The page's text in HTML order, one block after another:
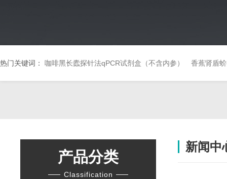
热门关键词： 咖啡黑长蠹探针法qPCR试剂盒（不含内参） 香蕉肾盾
产品分类
Classification
新闻中